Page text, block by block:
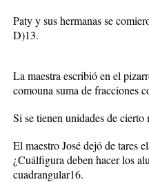
Paty y sus hermanas se
D)13.
La maestra escribió en el
comouna suma de fracciones
Si se tienen unidades de
El maestro José dejó de tares
¿Cuálfigura deben hacer los
cuadrangular16.